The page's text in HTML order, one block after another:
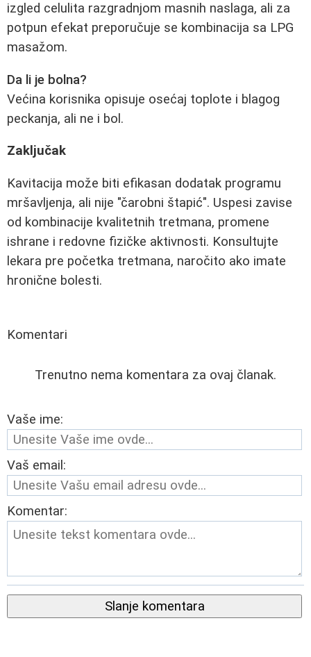
izgled celulita razgradnjom masnih naslaga, ali za
potpun efekat preporučuje se kombinacija sa LPG
masažom.
Da li je bolna?
Većina korisnika opisuje osećaj toplote i blagog
peckanja, ali ne i bol.
Zaključak
Kavitacija može biti efikasan dodatak programu
mršavljenja, ali nije "čarobni štapić". Uspesi zavise
od kombinacije kvalitetnih tretmana, promene
ishrane i redovne fizičke aktivnosti. Konsultujte
lekara pre početka tretmana, naročito ako imate
hronične bolesti.
Komentari
Trenutno nema komentara za ovaj članak.
Vaše ime:
Vaš email:
Komentar:
Slanje komentara